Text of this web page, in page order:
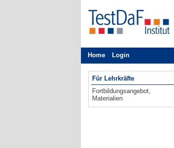
Home
Login
Für Lehrkräfte
Fortbildungsangebot,
Materialien